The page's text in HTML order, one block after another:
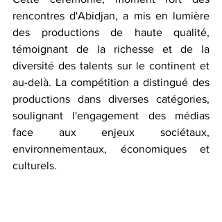
rencontres d'Abidjan, a mis en lumière
des productions de haute qualité,
témoignant de la richesse et de la
diversité des talents sur le continent et
au-delà. La compétition a distingué des
productions dans diverses catégories,
soulignant l'engagement des médias
face aux enjeux sociétaux,
environnementaux, économiques et
culturels.